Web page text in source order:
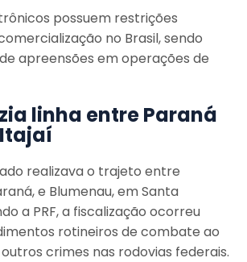
possuem restrições
no Brasil, sendo
apreensões em operações de
linha entre Paraná
realizava o trajeto entre
e Blumenau, em Santa
a PRF, a fiscalização ocorreu
rotineiros de combate ao
crimes nas rodovias federais.